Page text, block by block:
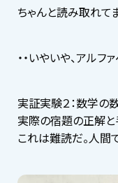
ちゃんと読み取れてま
・・いやいや、アル
実証実験２：数学の
実際の宿題の正解と
これは難読だ。人間